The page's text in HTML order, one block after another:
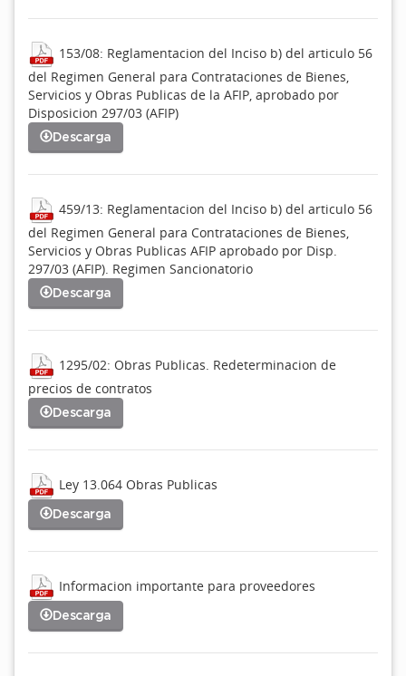
153/08: Reglamentacion del Inciso b) del articulo 56
del Regimen General para Contrataciones de Bienes,
Servicios y Obras Publicas de la AFIP, aprobado por
Disposicion 297/03 (AFIP)
Descarga
459/13: Reglamentacion del Inciso b) del articulo 56
del Regimen General para Contrataciones de Bienes,
Servicios y Obras Publicas AFIP aprobado por Disp.
297/03 (AFIP). Regimen Sancionatorio
Descarga
1295/02: Obras Publicas. Redeterminacion de
precios de contratos
Descarga
Ley 13.064 Obras Publicas
Descarga
Informacion importante para proveedores
Descarga